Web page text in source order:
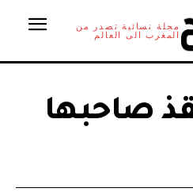
مجلة نسائية تصدر من
المغرب الى العالم
صاحبها